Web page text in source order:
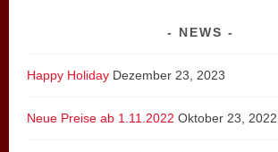
NEWS
Happy Holiday Dezember 23, 2023
Neue Preise ab 1.11.2022 Oktober 23, 2022